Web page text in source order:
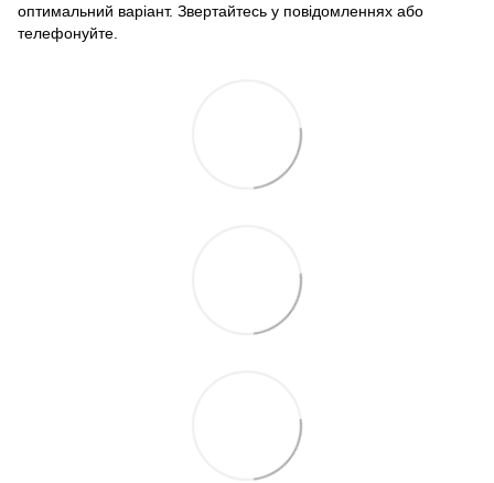
оптимальний варіант. Звертайтесь у повідомленнях або
телефонуйте.